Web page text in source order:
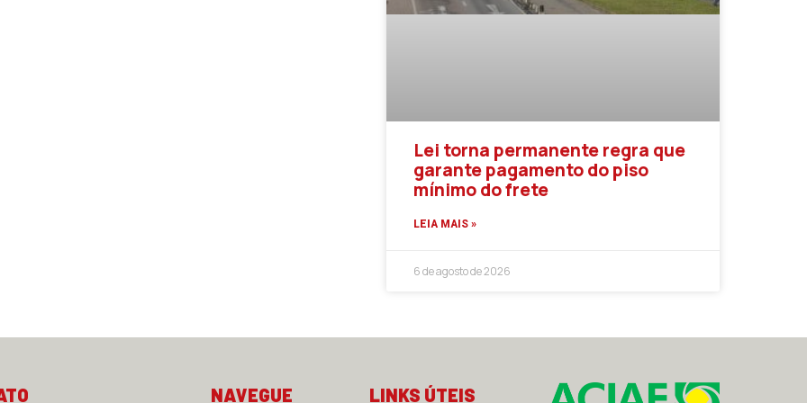
Lei torna permanente regra que
garante pagamento do piso
mínimo do frete
LEIA MAIS »
6 de agosto de 2026
NAVEGUE LINKS ÚTEIS